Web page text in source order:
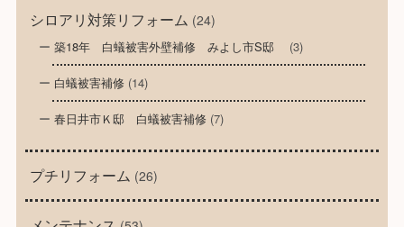
シロアリ対策リフォーム (24)
築18年 白蟻被害外壁補修 みよし市S邸 (3)
白蟻被害補修(14)
春日井市Ｋ邸 白蟻被害補修(7)
プチリフォーム (26)